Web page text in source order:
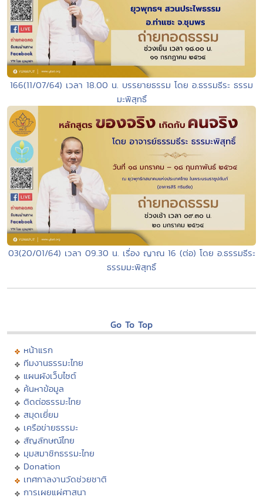
166(11/07/64) เวลา 18.00 น. บรรยายธรรม โดย อ.ธรรมธีระ ธรรม
มะพิสุทธิ์
03(20/01/64) เวลา 09.30 น. เรื่อง ญาณ 16 (ต่อ) โดย อ.ธรรมธีระ
ธรรมมะพิสุทธิ์
Go To Top
หน้าแรก
ทีมงานธรรมะไทย
แผนผังเว็บไซต์
ค้นหาข้อมูล
ติดต่อธรรมะไทย
สมุดเยี่ยม
เครือข่ายธรรมะ
สัญลักษณ์ไทย
มุมสมาชิกธรรมะไทย
Donation
เทศกาลงานวัดช่วยชาติ
การเผยแผ่ศาสนา